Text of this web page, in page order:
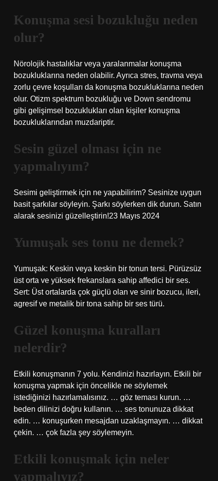
Konuşma sesi bozukluğu neden
olur?
Nörolojik hastalıklar veya yaralanmalar konuşma
bozukluklarına neden olabilir. Ayrıca stres, travma veya
zorlu çevre koşulları da konuşma bozukluklarına neden
olur. Otizm spektrum bozukluğu ve Down sendromu
gibi gelişimsel bozuklukları olan kişiler konuşma
bozukluklarından muzdariptir.
Sesin güzel olması için ne
yapmalıyım?
Sesimi geliştirmek için ne yapabilirim? Sesinize uygun
basit şarkılar söyleyin. Şarkı söylerken dik durun. Satın
alarak sesinizi güzelleştirin!23 Mayıs 2024
Yumuşak ses tonu ne demek?
Yumuşak: Keskin veya keskin bir tonun tersi. Pürüzsüz
üst orta ve yüksek frekanslara sahip affedici bir ses.
Sert: Üst ortalarda çok güçlü olan ve sinir bozucu, ileri,
agresif ve metalik bir tona sahip bir ses türü.
Güzel konuşma kuralları
nelerdir?
Etkili konuşmanın 7 yolu. Kendinizi hazırlayın. Etkili bir
konuşma yapmak için öncelikle ne söylemek
istediğinizi hazırlamalısınız. … göz teması kurun. …
beden dilinizi doğru kullanın. … ses tonunuza dikkat
edin. … konuşurken mesajdan uzaklaşmayın. … dikkat
çekin. … çok fazla şey söylemeyin.
Etkili konuşmak için neler
yapmalıyız?